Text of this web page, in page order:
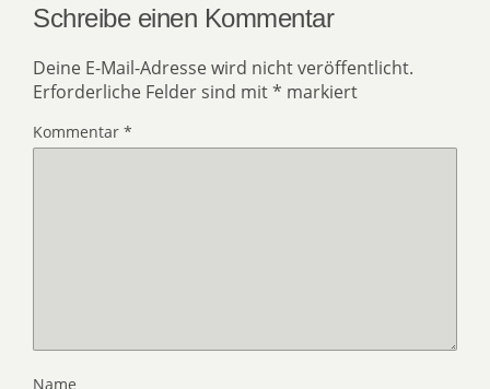
Schreibe einen Kommentar
Deine E-Mail-Adresse wird nicht veröffentlicht.
Erforderliche Felder sind mit* markiert
Kommentar *
Name